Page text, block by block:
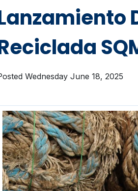
Wednesday June 18, 2025